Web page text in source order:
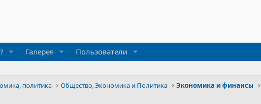
Галерея Пользователи
политика Общество, Экономика и Политика Экономика и финансы